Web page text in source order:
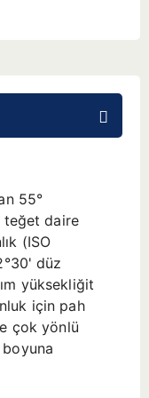
55°
daire
(ISO
düz
yüksekliğit
için pah
çok yönlü